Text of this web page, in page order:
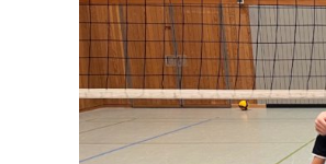
Vfl
Marburg
am
Samstag,
25.11.2023